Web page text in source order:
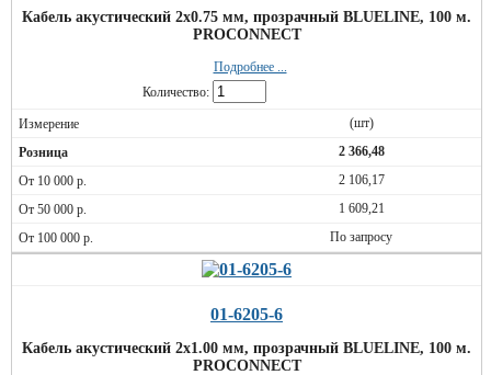
Кабель акустический 2х0.75 мм, прозрачный BLUELINE, 100 м.
PROCONNECT
Подробнее ...
Количество:
(шт)
2 366,48
2 106,17
1 609,21
По запросу
01-6205-6
Кабель акустический 2х1.00 мм, прозрачный BLUELINE, 100 м.
PROCONNECT